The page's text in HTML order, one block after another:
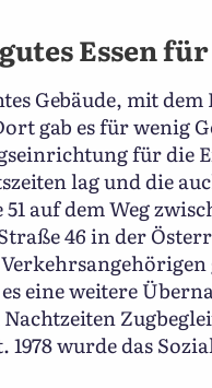
Essen
Gebäude, mit
gab es für wenig
für die
lag und die
auf dem Weg
46 in der
eine weitere
wurde das